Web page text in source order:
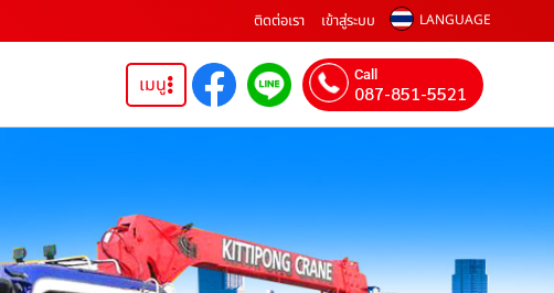
ติดต่อเรา เข้าสู่ระบบ LANGUAGE
เมนู Call
087-851-5521